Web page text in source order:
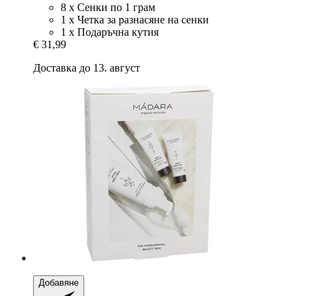
8 х Сенки по 1 грам
1 х Четка за разнасяне на сенки
1 х Подаръчна кутия
€ 31,99
Доставка до 13. август
Добавяне